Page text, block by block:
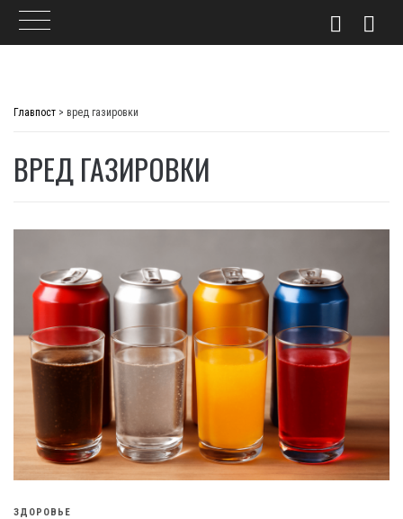
Главпост > вред газировки
ВРЕД ГАЗИРОВКИ
ЗДОРОВЬЕ